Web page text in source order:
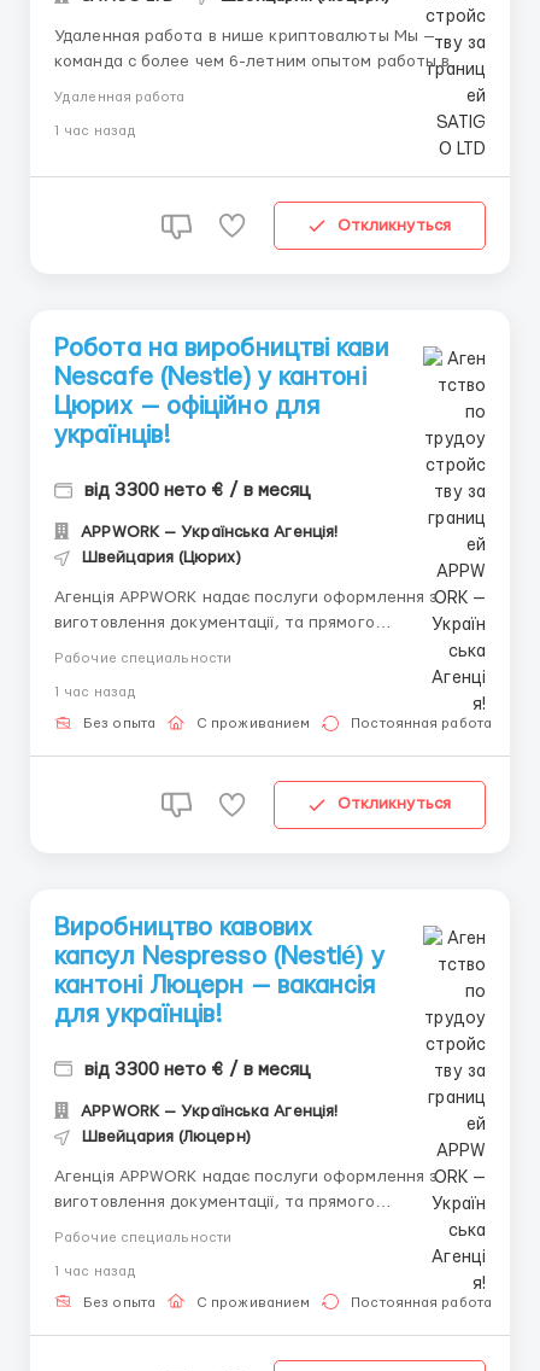
Удаленная работа в нише криптовалюты Мы —
команда с более чем 6-летним опытом работы в
криптовалютной сфере, и сейчас открываем набор
в новый проект, который гарантирует стабильный
доход при условии вашей активности и дисциплины.
Удаленная работа
1 час назад
Откликнуться
Робота на виробництві кави
Nescafe (Nestle) у кантоні
Цюрих — офіційно для
українців!
від 3300 нето € / в месяц
APPWORK — Українська Агенція!
Швейцария (Цюрих)
Агенція APPWORK надає послуги оформлення з
виготовлення документації, та прямого
працевлаштування з роботодавцем для
онлайн: Спеціаліст: Денис Бойко Телефон для
консультацій \ для підбору вакансій: +48 889 248
Рабочие специальности
1 час назад
Без опыта С проживанием Постоянная работа
Откликнуться
Виробництво кавових
капсул Nespresso (Nestlé) у
кантоні Люцерн — вакансія
для українців!
від 3300 нето € / в месяц
APPWORK — Українська Агенція!
Швейцария (Люцерн)
Агенція APPWORK надає послуги оформлення з
виготовлення документації, та прямого
працевлаштування з роботодавцем для
онлайн: Спеціаліст: Денис Бойко Телефон для
консультацій \ для підбору вакансій: +48 889 248
Рабочие специальности
1 час назад
Без опыта С проживанием Постоянная работа